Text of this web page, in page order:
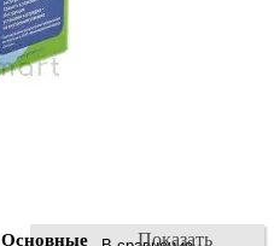
Основные
Показать